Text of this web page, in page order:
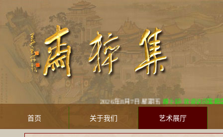
2026年8月7日 星期五 晚上好! 欢迎访问集粹斋
首页 关于我们 艺术展厅